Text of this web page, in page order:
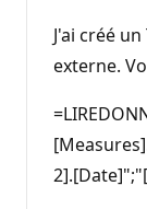
e
r
é
p
t
t
o
J'ai créé
externe.